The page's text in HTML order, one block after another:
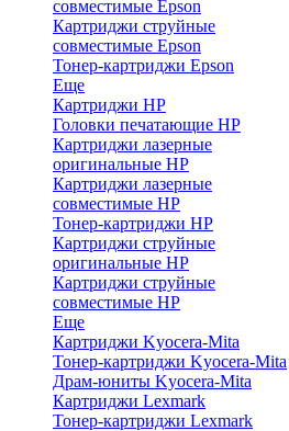
совместимые Epson
Картриджи струйные
совместимые Epson
Тонер-картриджи Epson
Еще
Картриджи HP
Головки печатающие HP
Картриджи лазерные
оригинальные HP
Картриджи лазерные
совместимые HP
Тонер-картриджи HP
Картриджи струйные
оригинальные HP
Картриджи струйные
совместимые HP
Еще
Картриджи Kyocera-Mita
Тонер-картриджи Kyocera-Mita
Драм-юниты Kyocera-Mita
Картриджи Lexmark
Тонер-картриджи Lexmark